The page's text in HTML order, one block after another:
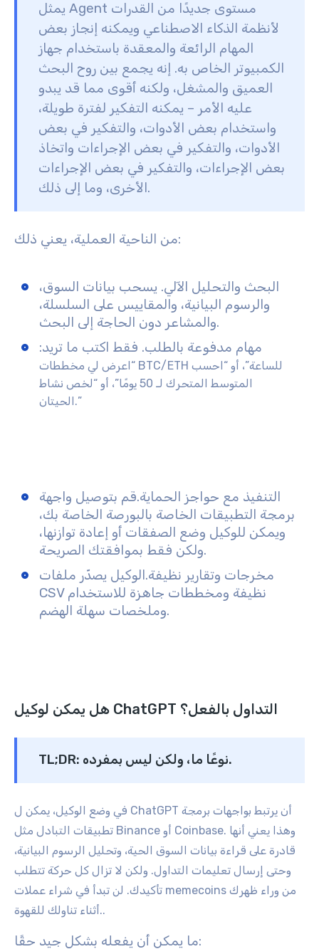
يمثل Agent مستوى جديدًا من القدرات
لأنظمة الذكاء الاصطناعي ويمكنه إنجاز بعض
المهام الرائعة والمعقدة باستخدام جهاز
الكمبيوتر الخاص به. إنه يجمع بين روح البحث
العميق والمشغل، ولكنه أقوى مما قد يبدو
عليه الأمر – يمكنه التفكير لفترة طويلة،
واستخدام بعض الأدوات، والتفكير في بعض
الأدوات، والتفكير في بعض الإجراءات واتخاذ
بعض الإجراءات، والتفكير في بعض الإجراءات
الأخرى، وما إلى ذلك.
من الناحية العملية، يعني ذلك:
البحث والتحليل الآلي. يسحب بيانات السوق،
والرسوم البيانية، والمقاييس على السلسلة،
والمشاعر دون الحاجة إلى البحث.
مهام مدفوعة بالطلب. فقط اكتب ما تريد:
“اعرض لي مخططات BTC/ETH للساعة”، أو “احسب
المتوسط المتحرك لـ 50 يومًا”، أو “لخص نشاط
الحيتان.”
التنفيذ مع حواجز الحماية.قم بتوصيل واجهة
برمجة التطبيقات الخاصة بالبورصة الخاصة بك،
ويمكن للوكيل وضع الصفقات أو إعادة توازنها،
ولكن فقط بموافقتك الصريحة.
مخرجات وتقارير نظيفة. الوكيل يصدّر ملفات
CSV نظيفة ومخططات جاهزة للاستخدام
وملخصات سهلة الهضم.
هل يمكن لوكيل ChatGPT التداول بالفعل؟
TL;DR: نوعًا ما، ولكن ليس بمفرده.
في وضع الوكيل، يمكن ل ChatGPT أن يرتبط بواجهات برمجة
تطبيقات التبادل مثل Binance أو Coinbase. وهذا يعني أنها
قادرة على قراءة بيانات السوق الحية، وتحليل الرسوم البيانية،
وحتى إرسال تعليمات التداول. ولكن لا تزال كل حركة تتطلب
تأكيدك. لن تبدأ في شراء عملات memecoins من وراء ظهرك
أثناء تناولك للقهوة..
ما يمكن أن يفعله بشكل جيد حقًا: